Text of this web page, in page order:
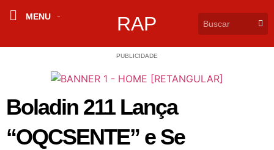
MENU RAP
PUBLICIDADE
Boladin 211 Lança
“OQCSENTE” e Se